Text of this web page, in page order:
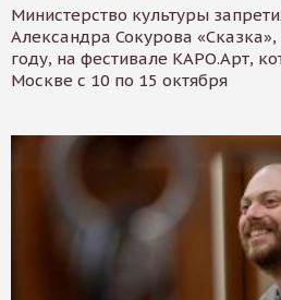
Министерство культуры
Александра Сокурова
году, на фестивале КАРО.Арт,
Москве с 10 по 15 октября